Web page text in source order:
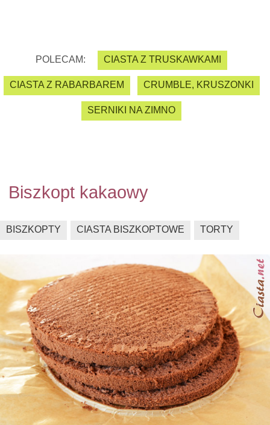
POLECAM: CIASTA Z TRUSKAWKAMI
CIASTA Z RABARBAREM CRUMBLE, KRUSZONKI
SERNIKI NA ZIMNO
Biszkopt kakaowy
BISZKOPTY CIASTA BISZKOPTOWE TORTY